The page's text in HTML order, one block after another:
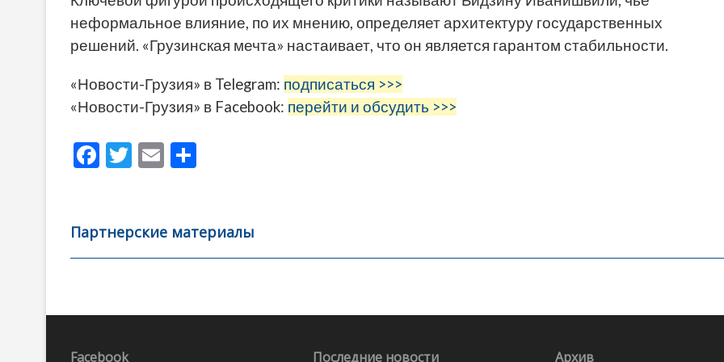
неформальное влияние, по их мнению, определяет архитектуру государственных
решений. «Грузинская мечта» настаивает, что он является гарантом стабильности.
«Новости-Грузия» в Telegram: подписаться >>>
«Новости-Грузия» в Facebook: перейти и обсудить >>>
F
b
o
k
T
er
E
l
а
в
ть
Партнерские материалы
Навигация
Facebook Последние новости Архив